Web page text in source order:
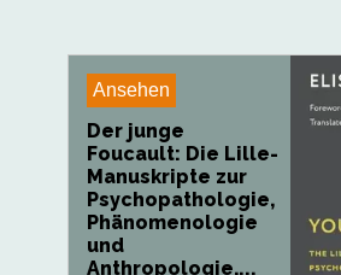
Ansehen
Der junge
Foucault: Die Lille-
Manuskripte zur
Psychopathologie,
Phänomenologie
und
Anthropologie,...